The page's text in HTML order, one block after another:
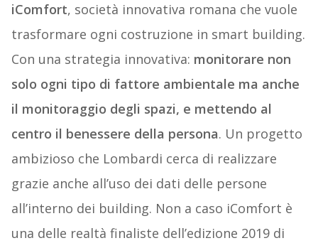
iComfort, società innovativa romana che vuole
trasformare ogni costruzione in smart building.
Con una strategia innovativa: monitorare non
solo ogni tipo di fattore ambientale ma anche
il monitoraggio degli spazi, e mettendo al
centro il benessere della persona. Un progetto
ambizioso che Lombardi cerca di realizzare
grazie anche all’uso dei dati delle persone
all’interno dei building. Non a caso iComfort è
una delle realtà finaliste dell’edizione 2019 di